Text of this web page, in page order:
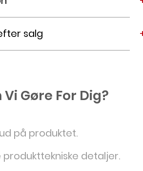
salg
Gøre For Dig?
på produktet.
produkttekniske detaljer.